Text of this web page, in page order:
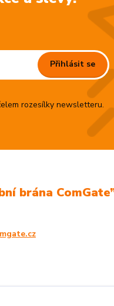
Přihlásit se
rozesílky newsletteru.
brána